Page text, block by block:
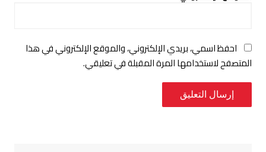
احفظ اسمي، بريدي الإلكتروني، والموقع الإلكتروني في هذا
المتصفح لاستخدامها المرة المقبلة في تعليقي.